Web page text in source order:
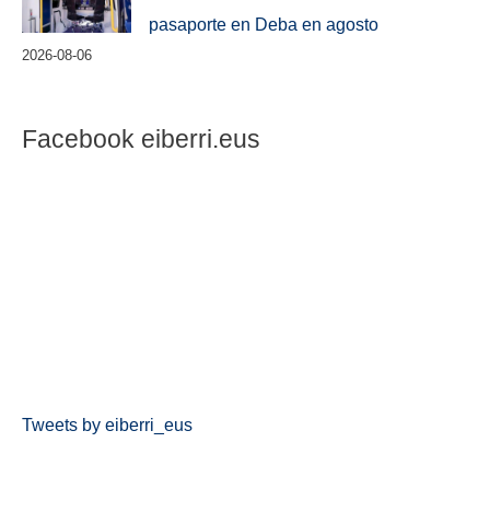
pasaporte en Deba en agosto
2026-08-06
Facebook eiberri.eus
Tweets by eiberri_eus